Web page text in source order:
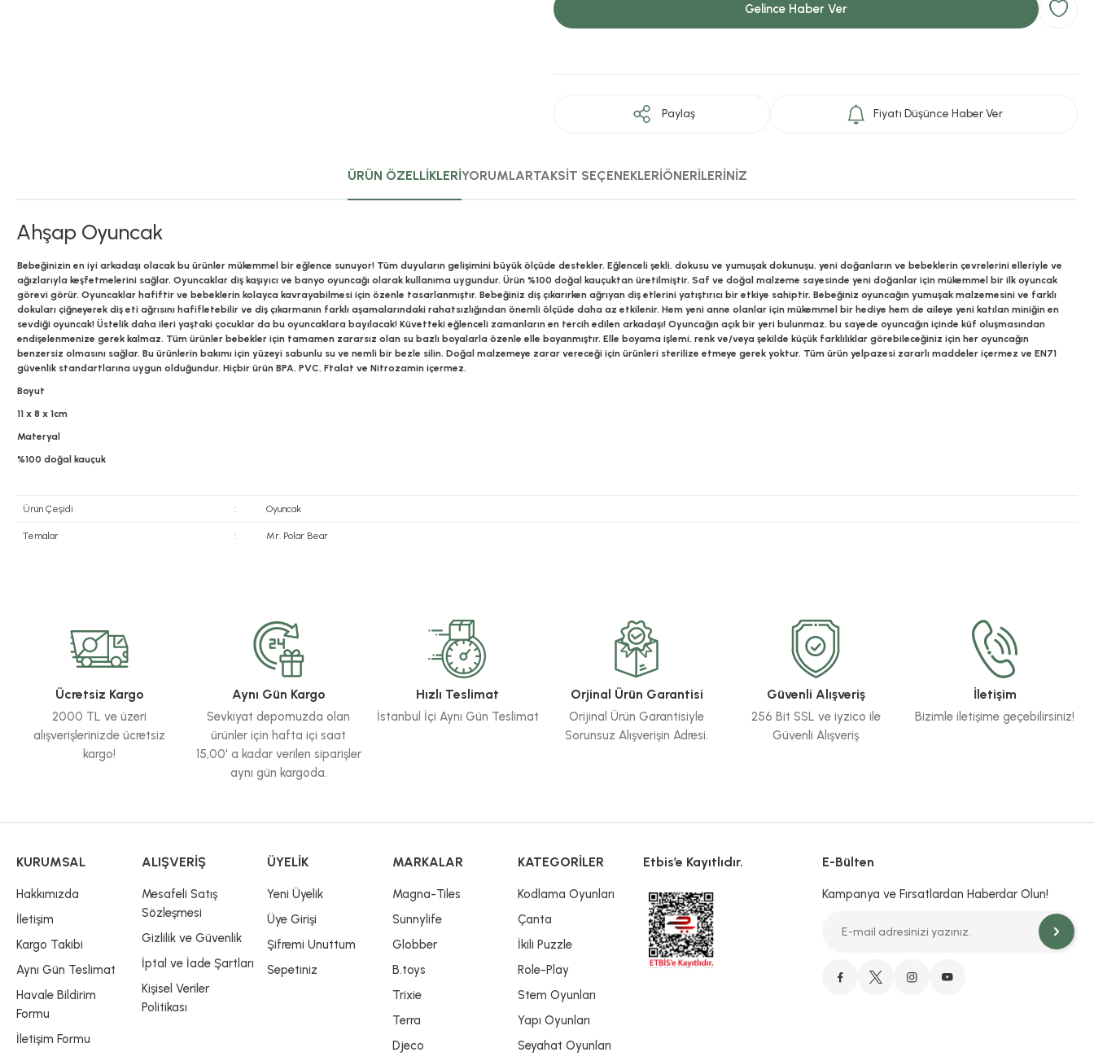
Gelince Haber Ver
Paylaş Fiyatı Düşünce Haber Ver
ÜRÜN ÖZELLİKLERİYORUMLARTAKSİT SEÇENEKLERİÖNERİLERİNİZ
Ahşap Oyuncak
Bebeğinizin en iyi arkadaşı olacak bu ürünler mükemmel bir eğlence sunuyor! Tüm duyuların gelişimini büyük ölçüde destekler. Eğlenceli şekli, dokusu ve yumuşak dokunuşu, yeni doğanların ve bebeklerin çevrelerini elleriyle ve
ağızlarıyla keşfetmelerini sağlar. Oyuncaklar diş kaşıyıcı ve banyo oyuncağı olarak kullanıma uygundur. Ürün %100 doğal kauçuktan üretilmiştir. Saf ve doğal malzeme sayesinde yeni doğanlar için mükemmel bir ilk oyuncak
görevi görür. Oyuncaklar hafiftir ve bebeklerin kolayca kavrayabilmesi için özenle tasarlanmıştır. Bebeğiniz diş çıkarırken ağrıyan diş etlerini yatıştırıcı bir etkiye sahiptir. Bebeğiniz oyuncağın yumuşak malzemesini ve farklı
dokuları çiğneyerek diş eti ağrısını hafifletebilir ve diş çıkarmanın farklı aşamalarındaki rahatsızlığından önemli ölçüde daha az etkilenir. Hem yeni anne olanlar için mükemmel bir hediye hem de aileye yeni katılan miniğin en
sevdiği oyuncak! Üstelik daha ileri yaştaki çocuklar da bu oyuncaklara bayılacak! Küvetteki eğlenceli zamanların en tercih edilen arkadaşı! Oyuncağın açık bir yeri bulunmaz, bu sayede oyuncağın içinde küf oluşmasından
endişelenmenize gerek kalmaz. Tüm ürünler bebekler için tamamen zararsız olan su bazlı boyalarla özenle elle boyanmıştır. Elle boyama işlemi, renk ve/veya şekilde küçük farklılıklar görebileceğiniz için her oyuncağın
benzersiz olmasını sağlar. Bu ürünlerin bakımı için yüzeyi sabunlu su ve nemli bir bezle silin. Doğal malzemeye zarar vereceği için ürünleri sterilize etmeye gerek yoktur. Tüm ürün yelpazesi zararlı maddeler içermez ve EN71
güvenlik standartlarına uygun olduğundur. Hiçbir ürün BPA, PVC, Ftalat ve Nitrozamin içermez.
Boyut
11 x 8 x 1cm
Materyal
%100 doğal kauçuk
Ürün Çeşidi : Oyuncak
Temalar : Mr. Polar Bear
Ürün resmi kalitesiz, bozuk veya görüntülenemiyor.
Ürün açıklamasında eksik bilgiler bulunuyor.
Ürün bilgilerinde hatalar bulunuyor.
Ürün fiyatı diğer sitelerden daha pahalı.
Bu ürüne benzer farklı alternatifler olmalı.
Ücretsiz Kargo
2000 TL ve üzeri
alışverişlerinizde ücretsiz
kargo!
Aynı Gün Kargo
Sevkiyat depomuzda olan
ürünler için hafta içi saat
15,00' a kadar verilen siparişler
aynı gün kargoda.
Hızlı Teslimat
İstanbul İçi Aynı Gün Teslimat
Orjinal Ürün Garantisi
Orijinal Ürün Garantisiyle
Sorunsuz Alışverişin Adresi.
Güvenli Alışveriş
256 Bit SSL ve iyzico ile
Güvenli Alışveriş
İletişim
Bizimle iletişime geçebilirsiniz!
KURUMSAL
Hakkımızda
İletişim
Kargo Takibi
Aynı Gün Teslimat
Havale Bildirim
Formu
İletişim Formu
ALIŞVERİŞ
Mesafeli Satış
Sözleşmesi
Gizlilik ve Güvenlik
İptal ve İade Şartları
Kişisel Veriler
Politikası
ÜYELİK
Yeni Üyelik
Üye Girişi
Şifremi Unuttum
Sepetiniz
MARKALAR
Magna-Tiles
Sunnylife
Globber
B.toys
Trixie
Terra
Djeco
KATEGORİLER
Kodlama Oyunları
Çanta
İkili Puzzle
Role-Play
Stem Oyunları
Yapı Oyunları
Seyahat Oyunları
Etbis’e Kayıtlıdır. E-Bülten
Kampanya ve Fırsatlardan Haberdar Olun!